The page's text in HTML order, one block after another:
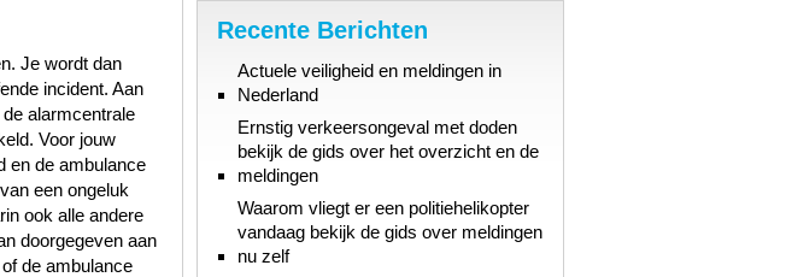
Je wordt dan
incident. Aan
alarmcentrale
Voor jouw
en de ambulance
een ongeluk
ook alle andere
doorgegeven aan
de ambulance
Recente Berichten
Actuele veiligheid en meldingen in
Nederland
Ernstig verkeersongeval met doden
bekijk de gids over het overzicht en de
meldingen
Waarom vliegt er een politiehelikopter
vandaag bekijk de gids over meldingen
nu zelf